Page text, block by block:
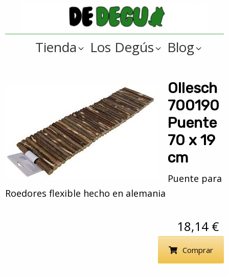
la
navegación
contenido
principal
De
Tienda
online
para
degús
??
Tienda Los Degús Blog
Ollesch
700190
Puente
70 x 19
cm
Puente para
Roedores flexible hecho en alemania
18,14 €
Comprar